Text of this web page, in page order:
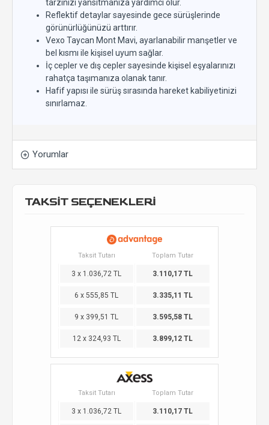
tarzınızı yansıtmanıza yardımcı olur.
Reflektif detaylar sayesinde gece sürüşlerinde
görünürlüğünüzü arttırır.
Vexo Taycan Mont Mavi, ayarlanabilir manşetler ve
bel kısmı ile kişisel uyum sağlar.
İç cepler ve dış cepler sayesinde kişisel eşyalarınızı
rahatça taşımanıza olanak tanır.
Hafif yapısı ile sürüş sırasında hareket kabiliyetinizi
sınırlamaz.
Yorumlar
TAKSİT SEÇENEKLERİ
Taksit Tutarı Toplam Tutar
3 x 1.036,72 TL 3.110,17 TL
6 x 555,85 TL 3.335,11 TL
9 x 399,51 TL 3.595,58 TL
12 x 324,93 TL 3.899,12 TL
Taksit Tutarı Toplam Tutar
3 x 1.036,72 TL 3.110,17 TL